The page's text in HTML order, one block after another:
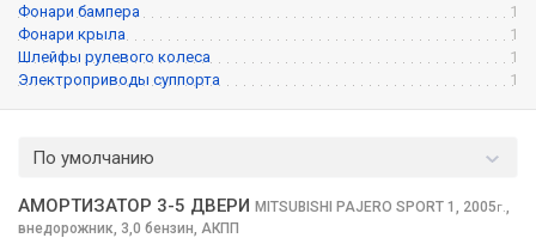
Фонари бампера
1
Фонари крыла
1
Шлейфы рулевого колеса
1
Электроприводы суппорта
1
По умолчанию
АМОРТИЗАТОР 3-5 ДВЕРИ MITSUBISHI PAJERO SPORT 1, 2005г.,
внедорожник, 3,0 бензин, АКПП